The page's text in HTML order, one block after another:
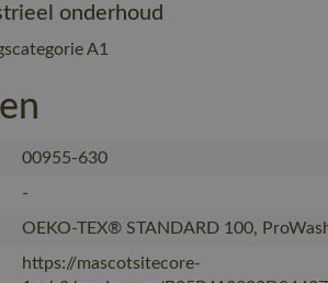
onderhoud
A1
00955-630
-
OEKO-TEX® STANDARD 100,
https://mascotsitecore-